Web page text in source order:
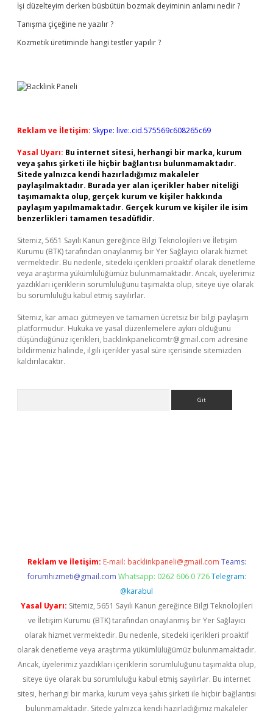
İşi düzelteyim derken büsbütün bozmak deyiminin anlamı nedir ?
Tanışma çiçeğine ne yazılır ?
Kozmetik üretiminde hangi testler yapılır ?
Reklam ve İletişim: Skype: live:.cid.575569c608265c69
Yasal Uyarı: Bu internet sitesi, herhangi bir marka, kurum
veya şahıs şirketi ile hiçbir bağlantısı bulunmamaktadır.
Sitede yalnızca kendi hazırladığımız makaleler
paylaşılmaktadır. Burada yer alan içerikler haber niteliği
taşımamakta olup, gerçek kurum ve kişiler hakkında
paylaşım yapılmamaktadır. Gerçek kurum ve kişiler ile isim
benzerlikleri tamamen tesadüfidir.
Sitemiz, 5651 Sayılı Kanun gereğince Bilgi Teknolojileri ve İletişim
Kurumu (BTK) tarafından onaylanmış bir Yer Sağlayıcı olarak hizmet
vermektedir. Bu nedenle, sitedeki içerikleri proaktif olarak denetleme
veya araştırma yükümlülüğümüz bulunmamaktadır. Ancak, üyelerimiz
yazdıkları içeriklerin sorumluluğunu taşımakta olup, siteye üye olarak
bu sorumluluğu kabul etmiş sayılırlar.
Sitemiz, kar amacı gütmeyen ve tamamen ücretsiz bir bilgi paylaşım
platformudur. Hukuka ve yasal düzenlemelere aykırı olduğunu
düşündüğünüz içerikleri, backlinkpanelicomtr@gmail.com adresine
bildirmeniz halinde, ilgili içerikler yasal süre içerisinde sitemizden
kaldırılacaktır.
Reklam ve İletişim: E-mail: backlinkpaneli@gmail.com Teams:
forumhizmeti@gmail.com Whatsapp: 0262 606 0 726 Telegram:
@karabul
Yasal Uyarı: Sitemiz, 5651 Sayılı Kanun gereğince Bilgi Teknolojileri
ve İletişim Kurumu (BTK) tarafından onaylanmış bir Yer Sağlayıcı
olarak hizmet vermektedir. Bu nedenle, sitedeki içerikleri proaktif
olarak denetleme veya araştırma yükümlülüğümüz bulunmamaktadır.
Ancak, üyelerimiz yazdıkları içeriklerin sorumluluğunu taşımakta olup,
siteye üye olarak bu sorumluluğu kabul etmiş sayılırlar. Bu internet
sitesi, herhangi bir marka, kurum veya şahıs şirketi ile hiçbir bağlantısı
bulunmamaktadır. Sitede yalnızca kendi hazırladığımız makaleler